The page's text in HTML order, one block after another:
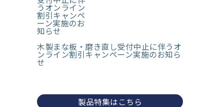
木製まな板・磨き直し受付中止に伴うオ
ンライン割引キャンペーン実施のお知ら
せ
製品特集はこちら